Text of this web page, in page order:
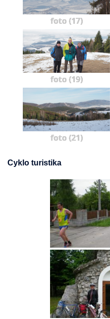
foto (17)
foto (19)
foto (21)
Cyklo turistika